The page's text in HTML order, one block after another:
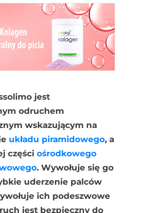
jest
odruchem
wskazującym na
układu piramidowego, a
części ośrodkowego
. Wywołuje się go
uderzenie palców
ich podeszwowe
jest bezpieczny do